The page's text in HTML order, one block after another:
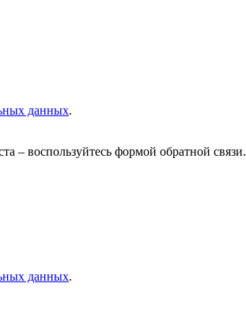
данных.
– воспользуйтесь формой обратной связи.
данных.